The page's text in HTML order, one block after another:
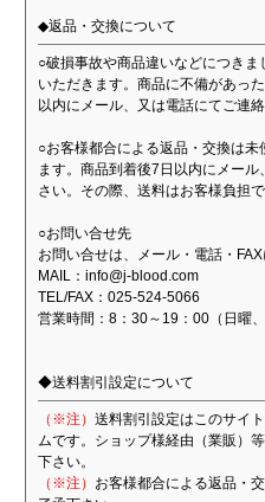
◆返品・交換について
○破損事故や商品違いなどにつき
いただきます。商品に不備があっ
以内にメール、又は電話にてご連絡
○お客様都合による返品・交換は
ます。商品到着後7日以内にメー
さい。その際、送料はお客様負担
○お問い合せ先
お問い合せは、メール・電話・FAX
MAIL：info@j-blood.com
TEL/FAX：025-524-5066
営業時間：8：30～19：00（日曜
◆送料割引設定について
（※注） 送料割引設定はこのサイ
ムです。ショップ様経由（業販）
下さい。
（※注） お客様都合による返品・